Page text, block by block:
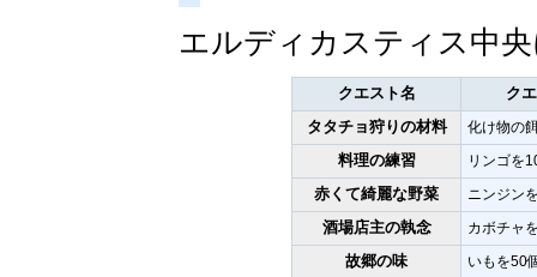
エルディカスティス中
クエスト名
ク
タタチョ狩りの材料
化け物の
料理の練習 リンゴを
赤くて綺麗な野菜 ニンジン
酒場店主の執念 カボチャ
故郷の味 いもを50